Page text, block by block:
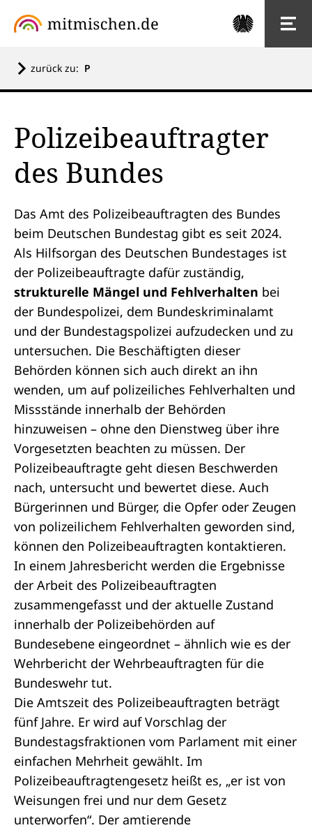
zurück zu: P
Polizeibeauftragter
des Bundes
Das Amt des Polizeibeauftragten des Bundes
beim Deutschen Bundestag gibt es seit 2024.
Als Hilfsorgan des Deutschen Bundestages ist
der Polizeibeauftragte dafür zuständig,
strukturelle Mängel und Fehlverhalten bei
der Bundespolizei, dem Bundeskriminalamt
und der Bundestagspolizei aufzudecken und zu
untersuchen. Die Beschäftigten dieser
Behörden können sich auch direkt an ihn
wenden, um auf polizeiliches Fehlverhalten und
Missstände innerhalb der Behörden
hinzuweisen – ohne den Dienstweg über ihre
Vorgesetzten beachten zu müssen. Der
Polizeibeauftragte geht diesen Beschwerden
nach, untersucht und bewertet diese. Auch
Bürgerinnen und Bürger, die Opfer oder Zeugen
von polizeilichem Fehlverhalten geworden sind,
können den Polizeibeauftragten kontaktieren.
In einem Jahresbericht werden die Ergebnisse
der Arbeit des Polizeibeauftragten
zusammengefasst und der aktuelle Zustand
innerhalb der Polizeibehörden auf
Bundesebene eingeordnet – ähnlich wie es der
Wehrbericht der Wehrbeauftragten für die
Bundeswehr tut.
Die Amtszeit des Polizeibeauftragten beträgt
fünf Jahre. Er wird auf Vorschlag der
Bundestagsfraktionen vom Parlament mit einer
einfachen Mehrheit gewählt. Im
Polizeibeauftragtengesetz heißt es, „er ist von
Weisungen frei und nur dem Gesetz
unterworfen“. Der amtierende